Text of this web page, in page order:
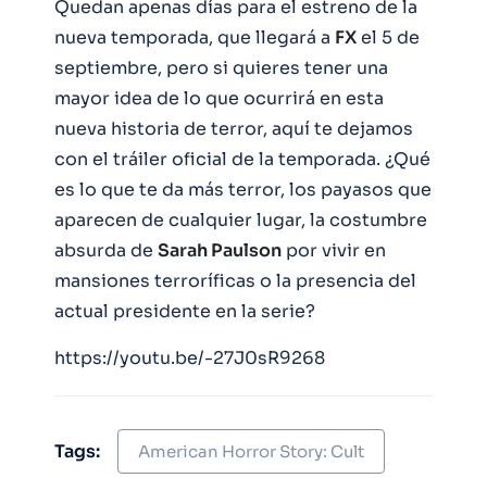
Quedan apenas días para el estreno de la
nueva temporada, que llegará a FXel 5 de
septiembre, pero si quieres tener una
mayor idea de lo que ocurrirá en esta
nueva historia de terror, aquí te dejamos
con el tráiler oficial de la temporada. ¿Qué
es lo que te da más terror, los payasos que
aparecen de cualquier lugar, la costumbre
absurda de Sarah Paulson por vivir en
mansiones terroríficas o la presencia del
actual presidente en la serie?
https://youtu.be/-27J0sR9268
Tags: American Horror Story: Cult